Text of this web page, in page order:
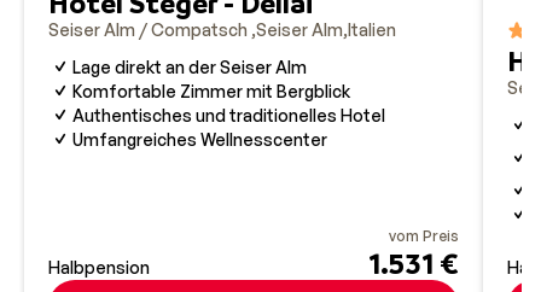
Seiser Alm / Compatsch Seiser Alm Italien
Lage direkt an der Seiser Alm
Komfortable Zimmer mit Bergblick
Authentisches und traditionelles Hotel
Umfangreiches Wellnesscenter
Halbpension
vom Preis
1.531 €